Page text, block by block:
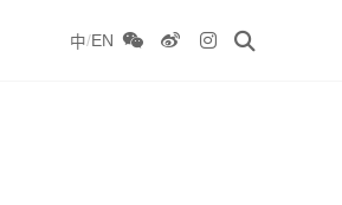
中/EN